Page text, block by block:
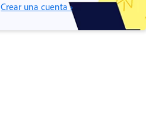
Crear una cuenta ›